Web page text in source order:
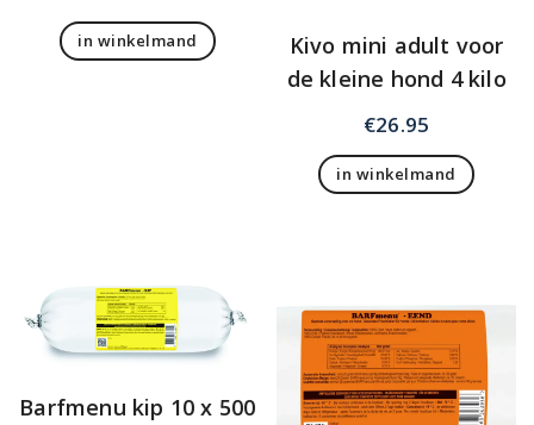
in winkelmand
Kivo mini adult voor
de kleine hond 4 kilo
€26.95
in winkelmand
Barfmenu kip 10 x 500